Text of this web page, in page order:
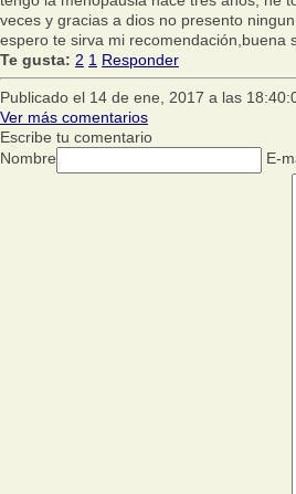
veces y gracias a dios no presento
espero te sirva mi recomendación,buena
Te gusta: 2 1 Responder
Publicado el 14 de ene, 2017 a las
Ver más comentarios
Escribe tu comentario
Nombre
E-